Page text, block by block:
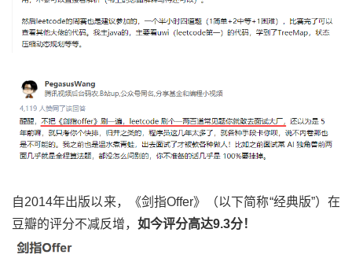
自2014年出版以来，《剑指Offer》（以下简称“经典版”）在
豆瓣的评分不减反增， 如今评分高达9.3分！